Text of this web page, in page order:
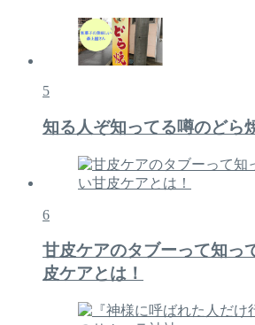
5
知る人ぞ知ってる噂のどら
6
甘皮ケアのタブーって知っ
皮ケアとは！